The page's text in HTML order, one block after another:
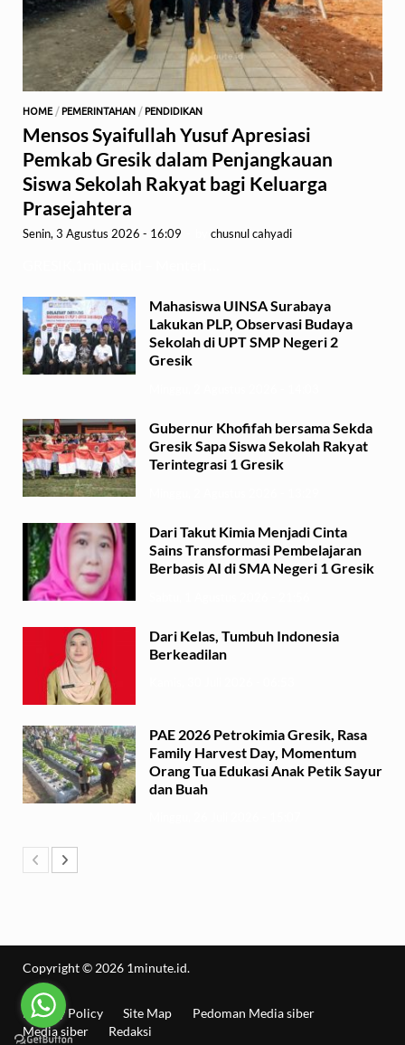
HOME /PEMERINTAHAN /PENDIDIKAN
Mensos Syaifullah Yusuf Apresiasi
Pemkab Gresik dalam Penjangkauan
Siswa Sekolah Rakyat bagi Keluarga
Prasejahtera
Senin, 3 Agustus 2026 - 16:09 chusnul cahyadi
Mahasiswa UINSA Surabaya
Lakukan PLP, Observasi Budaya
Sekolah di UPT SMP Negeri 2
Gresik
Gubernur Khofifah bersama Sekda
Gresik Sapa Siswa Sekolah Rakyat
Terintegrasi 1 Gresik
Dari Takut Kimia Menjadi Cinta
Sains Transformasi Pembelajaran
Berbasis AI di SMA Negeri 1 Gresik
Dari Kelas, Tumbuh Indonesia
Berkeadilan
PAE 2026 Petrokimia Gresik, Rasa
Family Harvest Day, Momentum
Orang Tua Edukasi Anak Petik Sayur
dan Buah
Copyright © 2026 1minute.id.
Privacy Policy Site Map
Pedoman Media siber
Media siber
Redaksi